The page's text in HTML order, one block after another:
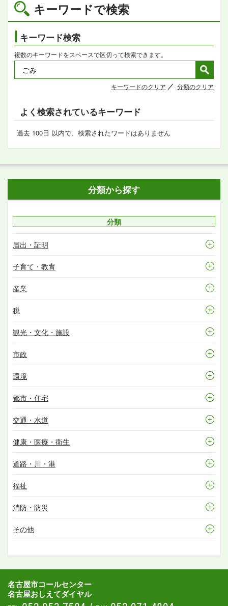
キーワードで検索
キーワード検索
複数のキーワードをスペースで区切って検索できます。
キーワードのクリア 分類のクリア
よく検索されているキーワード
過去 100日 以内で、検索されたワードはありません
分類から探す
分類
届出・証明
子育て・教育
産業
税
観光・文化・施設
市政
環境
都市・住宅
交通・水道
健康・医療・衛生
道路・川・港
福祉
消防・防災
その他
名古屋市コールセンター
名古屋おしえてダイヤル